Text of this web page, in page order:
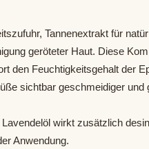
Tannenextrakt für
geröteter Haut. Diese
den Feuchtigkeitsgehalt der
sichtbar geschmeidiger und
wirkt zusätzlich
Anwendung.